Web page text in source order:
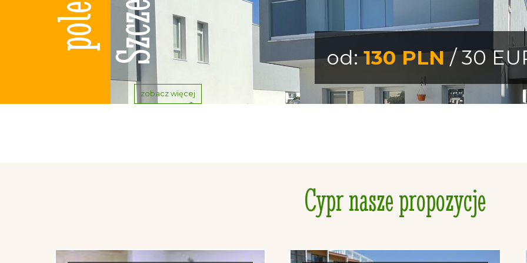
od:130 PLN/ 30
zobacz więcej
Cypr nasze propozycje